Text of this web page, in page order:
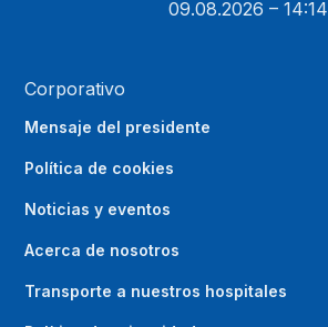
09.08.2026 – 14:14
Corporativo
Mensaje del presidente
Política de cookies
Noticias y eventos
Acerca de nosotros
Transporte a nuestros hospitales